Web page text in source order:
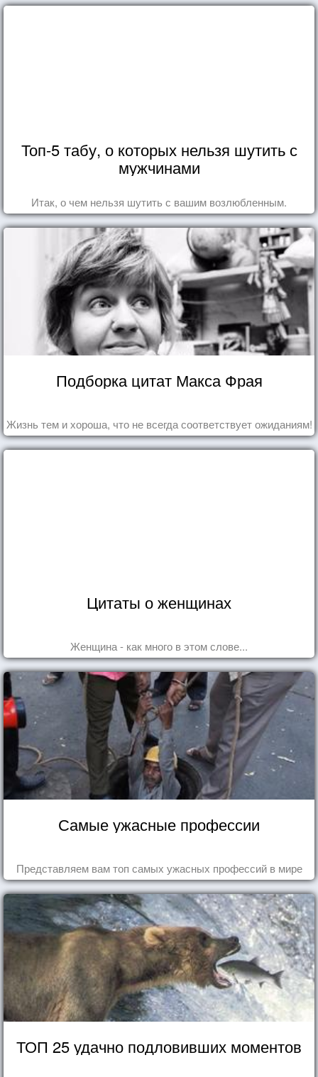
Топ-5 табу, о которых нельзя шутить с
мужчинами
Итак, о чем нельзя шутить с вашим возлюбленным.
Подборка цитат Макса Фрая
Жизнь тем и хороша, что не всегда соответствует ожиданиям!
Цитаты о женщинах
Женщина - как много в этом слове...
Самые ужасные профессии
Представляем вам топ самых ужасных профессий в мире
ТОП 25 удачно подловивших моментов